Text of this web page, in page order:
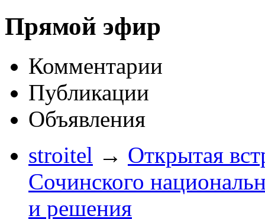
Прямой эфир
Комментарии
Публикации
Объявления
stroitel → Открытая
Сочинского
и решения